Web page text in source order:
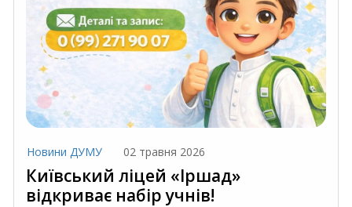
Новини ДУМУ 02 травня 2026
Київський ліцей «Іршад»
відкриває набір учнів!